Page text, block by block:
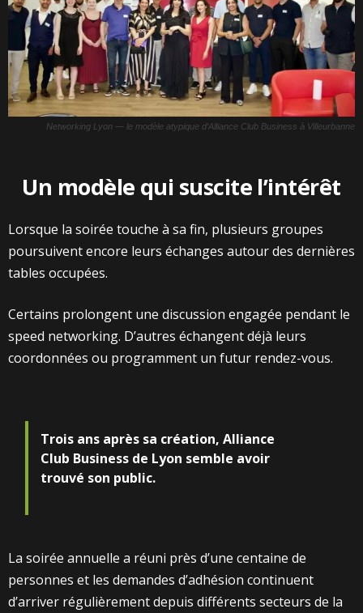
Networking Lyon — le modèle atypique d’Alliance Club Business à Villeurbanne
Un modèle qui suscite l’intérêt
Lorsque la soirée touche à sa fin, plusieurs groupes
poursuivent encore leurs échanges autour des dernières
tables occupées.
Certains prolongent une discussion engagée pendant le
speed networking. D’autres échangent déjà leurs
coordonnées ou programment un futur rendez-vous.
Trois ans après sa création, Alliance
Club Business de Lyon semble avoir
trouvé son public.
La soirée annuelle a réuni près d’une centaine de
personnes et les demandes d’adhésion continuent
d’arriver régulièrement depuis différents secteurs de la